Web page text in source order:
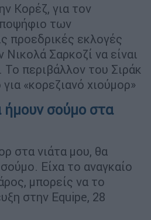
Κορέζ, για τον
των
προεδρικές εκλογές
Νικολά Σαρκοζί να είναι
περιβάλλον του Σιράκ
«κορεζιανό χιούμορ»
σούμο στα
στα νιάτα μου, θα
Είχα το αναγκαίο
μπορείς να το
στην Equipe, 28